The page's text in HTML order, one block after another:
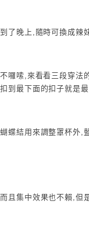
到了晚上,隨時可換成辣
不囉嗦,來看看三段穿法
扣到最下面的扣子就是
蝴蝶結用來調整罩杯外,
而且集中效果也不賴,但